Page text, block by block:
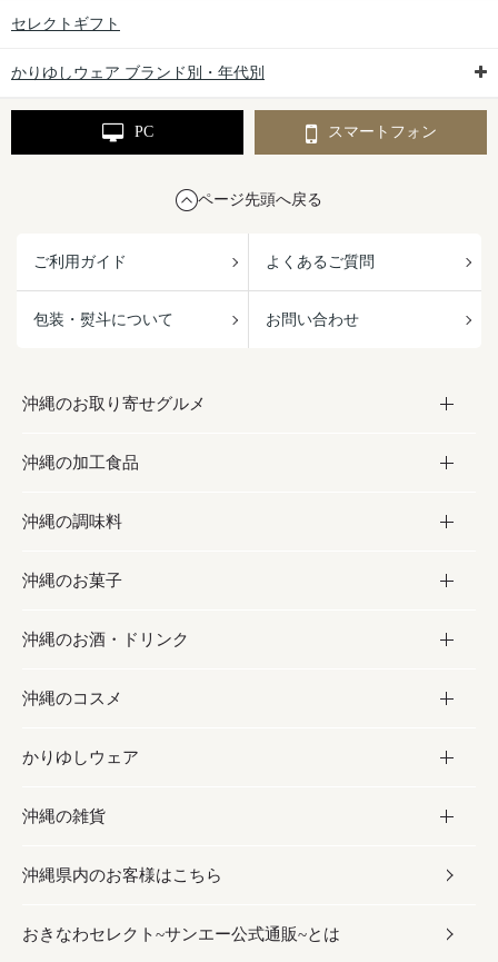
セレクトギフト
かりゆしウェア ブランド別・年代別
PC スマートフォン
ページ先頭へ戻る
ご利用ガイド よくあるご質問
包装・熨斗について お問い合わせ
沖縄のお取り寄せグルメ
お取り寄せグルメ
フルーツ・野菜
お肉
海産物
沖縄の加工食品
加工食品
缶詰／パウチ
沖縄料理
沖縄そば／乾麺
レトルト食品
乾物／粉類
沖縄の調味料
調味料
砂糖／黒砂糖
塩
お酢／ドレッシング
しょうゆ
みそ
だし／スパイス／島唐辛子
沖縄のお菓子
お菓子
黒糖
ちんすこう
伝統菓子
スナック
おつまみ
沖縄のお酒・ドリンク
お酒・ドリンク
泡盛
ビール・チューハイ
ワイン・ウィスキー・カクテル
ドリンク
沖縄のコスメ
コスメ
スキンケア
ボディケア
ヘアケア
かりゆしウェア
かりゆしウェア
メンズ
レディース
沖縄の雑貨
雑貨
沖縄ファッション
沖縄県内のお客様はこちら
おきなわセレクト~サンエー公式通販~とは